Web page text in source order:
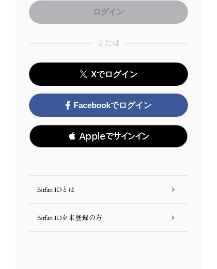
または
Xでログイン
Facebookでログイン
 Appleでサインイン
Bitfan IDとは
Bitfan IDを未登録の方